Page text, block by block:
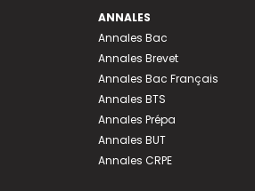
ANNALES
Annales Bac
Annales Brevet
Annales Bac Français
Annales BTS
Annales Prépa
Annales BUT
Annales CRPE